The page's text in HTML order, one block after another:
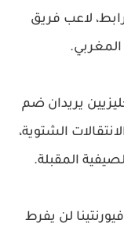
لاعب فريق
المغربي.
يريدان ضم
الشتوية،
المقبلة.
لن يفرط